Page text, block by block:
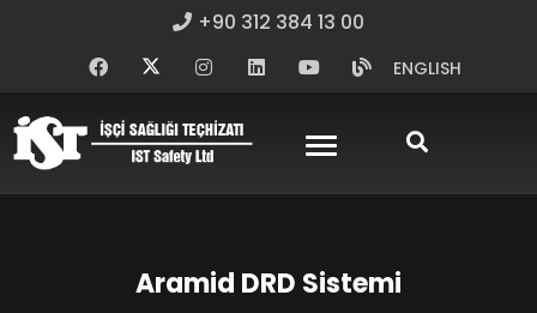
+90 312 384 13 00
ENGLISH
Aramid DRD Sistemi